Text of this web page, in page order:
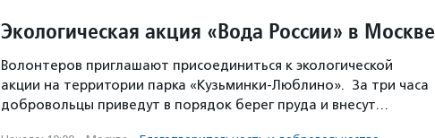
Экологическая акция «Вода России» в Москве
Волонтеров приглашают присоединиться к экологической
акции на территории парка «Кузьминки-Люблино». За три часа
добровольцы приведут в порядок берег пруда и внесут…